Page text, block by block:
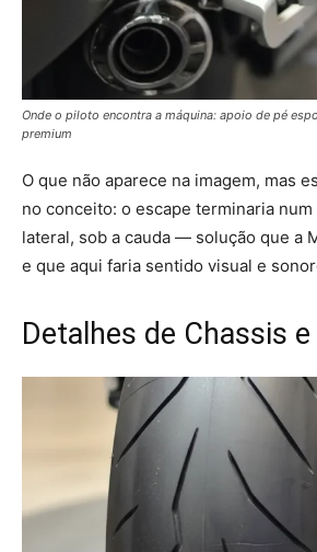
Onde o piloto encontra a máquina: apoio de pé
premium
O que não aparece na imagem, mas
no conceito: o escape terminaria
lateral, sob a cauda — solução que a
e que aqui faria sentido visual e
Detalhes de Chassis